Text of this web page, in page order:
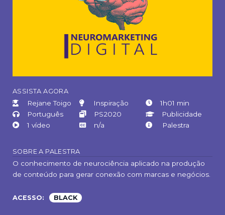
ASSISTA AGORA
Rejane Toigo Inspiração
1h01 min
Português
PS2020
Publicidade
1 vídeo
n/a Palestra
SOBRE A PALESTRA
O conhecimento de neurociência aplicado na produção
de conteúdo para gerar conexão com marcas e negócios.
ACESSO: BLACK